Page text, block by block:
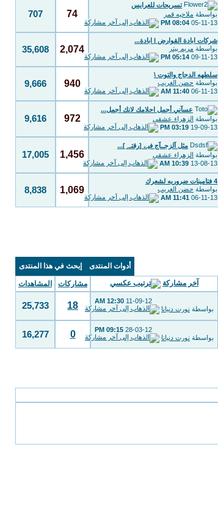
تسريحات للعرايس
بواسطة ملاحيه قمر
05-11-13
08:04 PM
74
707
شركات ابادة القوارض | ابادة...
بواسطة مريم بيتر
09-11-13
05:14 PM
2,074
35,608
سلطهه الدجاج والتوت \
بواسطة حضن الغريب
06-11-13
11:40 AM
940
9,666
عسآني أجمل احلامك لانك أجمل...
بواسطة الزهراء عشقي
19-09-13
03:19 PM
972
9,616
مثل آلزجــآج فيے [رقتـہ]...
بواسطة الزهراء عشقي
13-08-13
10:39 AM
1,456
17,005
4 فتامينات ضروريه لشعرك
بواسطة حضن الغريب
06-11-13
11:41 AM
1,069
8,838
أدوات المنتدى إبحث في هذا المنتدى
آخر مشاركة مشاركات المشاهدات
11-09-12
12:30 AM
بواسطة نورت دنيانا 18
25,733
28-03-12
09:15 PM
بواسطة نورت دنيانا 0
16,277